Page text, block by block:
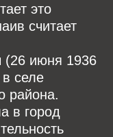
это
считает
(26 июня 1936
селе
района.
в город